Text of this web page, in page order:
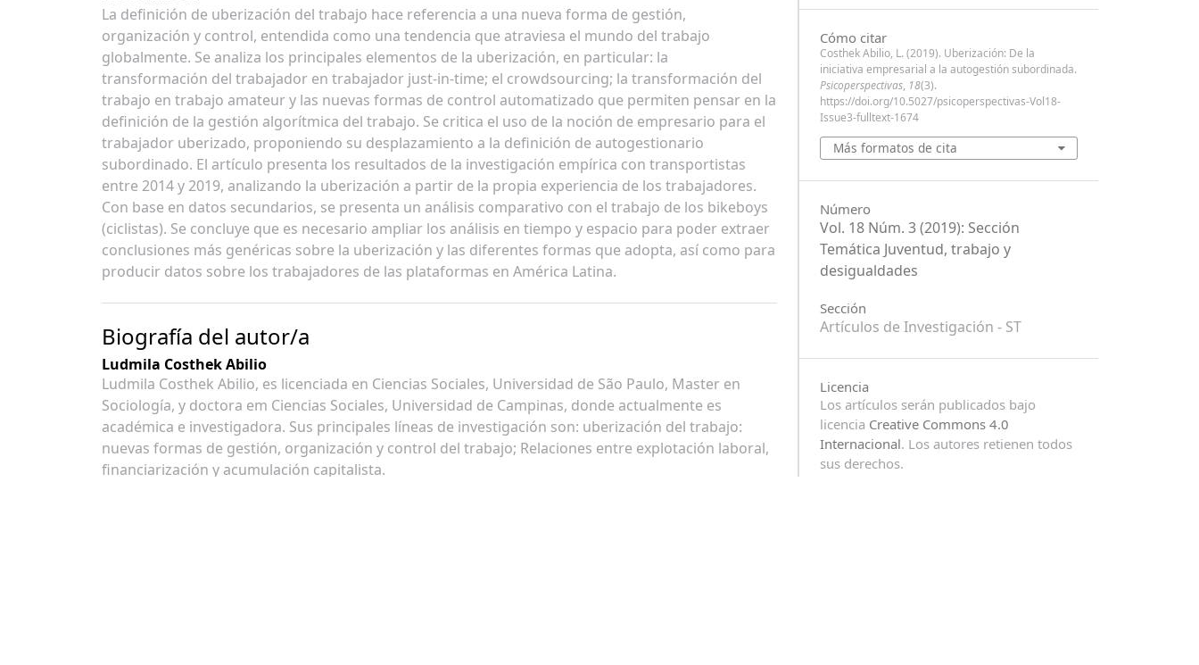
La definición de uberización del trabajo hace referencia a una nueva forma de gestión,
organización y control, entendida como una tendencia que atraviesa el mundo del trabajo
globalmente. Se analiza los principales elementos de la uberización, en particular: la
transformación del trabajador en trabajador just-in-time; el crowdsourcing; la transformación del
trabajo en trabajo amateur y las nuevas formas de control automatizado que permiten pensar en la
definición de la gestión algorítmica del trabajo. Se critica el uso de la noción de empresario para el
trabajador uberizado, proponiendo su desplazamiento a la definición de autogestionario
subordinado. El artículo presenta los resultados de la investigación empírica con transportistas
entre 2014 y 2019, analizando la uberización a partir de la propia experiencia de los trabajadores.
Con base en datos secundarios, se presenta un análisis comparativo con el trabajo de los bikeboys
(ciclistas). Se concluye que es necesario ampliar los análisis en tiempo y espacio para poder extraer
conclusiones más genéricas sobre la uberización y las diferentes formas que adopta, así como para
producir datos sobre los trabajadores de las plataformas en América Latina.
Biografía del autor/a
Ludmila Costhek Abilio
Ludmila Costhek Abilio, es licenciada en Ciencias Sociales, Universidad de São Paulo, Master en
Sociología, y doctora em Ciencias Sociales, Universidad de Campinas, donde actualmente es
académica e investigadora. Sus principales líneas de investigación son: uberización del trabajo:
nuevas formas de gestión, organización y control del trabajo; Relaciones entre explotación laboral,
financiarización y acumulación capitalista.
Cómo citar
Costhek Abilio, L. (2019). Uberización: De la
iniciativa empresarial a la autogestión subordinada.
Psicoperspectivas, 18(3).
https://doi.org/10.5027/psicoperspectivas-Vol18-
Issue3-fulltext-1674
Más formatos de cita
Número
Vol. 18 Núm. 3 (2019): Sección
Temática Juventud, trabajo y
desigualdades
Sección
Artículos de Investigación - ST
Licencia
Los artículos serán publicados bajo
licencia Creative Commons 4.0
Internacional. Los autores retienen todos
sus derechos.